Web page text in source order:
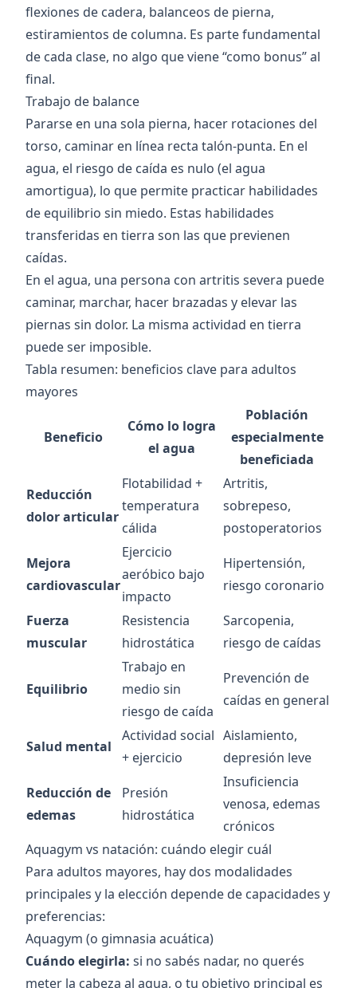
flexiones de cadera, balanceos de pierna,
estiramientos de columna. Es parte fundamental
de cada clase, no algo que viene “como bonus” al
final.
Trabajo de balance
Pararse en una sola pierna, hacer rotaciones del
torso, caminar en línea recta talón-punta. En el
agua, el riesgo de caída es nulo (el agua
amortigua), lo que permite practicar habilidades
de equilibrio sin miedo. Estas habilidades
transferidas en tierra son las que previenen
caídas.
En el agua, una persona con artritis severa puede
caminar, marchar, hacer brazadas y elevar las
piernas sin dolor. La misma actividad en tierra
puede ser imposible.
Tabla resumen: beneficios clave para adultos
mayores
Beneficio
Cómo lo logra
el agua
Población
especialmente
beneficiada
Reducción
dolor articular
Flotabilidad +
temperatura
cálida
Artritis,
sobrepeso,
postoperatorios
Mejora
cardiovascular
Ejercicio
aeróbico bajo
impacto
Hipertensión,
riesgo coronario
Fuerza
muscular
Resistencia
hidrostática
Sarcopenia,
riesgo de caídas
Equilibrio
Trabajo en
medio sin
riesgo de caída
Prevención de
caídas en general
Salud mental
Actividad social
+ ejercicio
Aislamiento,
depresión leve
Reducción de
edemas
Presión
hidrostática
Insuficiencia
venosa, edemas
crónicos
Aquagym vs natación: cuándo elegir cuál
Para adultos mayores, hay dos modalidades
principales y la elección depende de capacidades y
preferencias:
Aquagym (o gimnasia acuática)
Cuándo elegirla: si no sabés nadar, no querés
meter la cabeza al agua, o tu objetivo principal es